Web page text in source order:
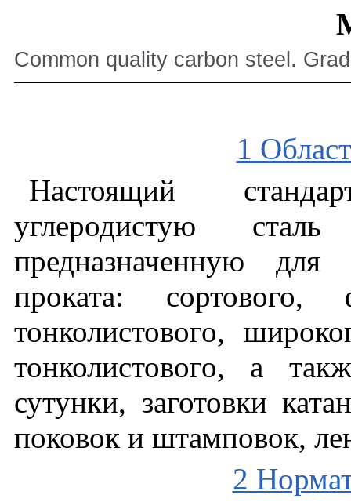
Common quality carbon steel.
1
Настоящий
углеродистую
сталь
предназначенную
для
проката: сортового,
тонколистового,
тонколистового, а
сутунки, заготовки
поковок и штамповок,
2